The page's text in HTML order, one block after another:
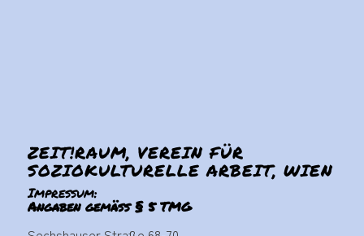
ZEIT!RAUM, VEREIN FÜR
SOZIOKULTURELLE ARBEIT, WIEN
Impressum:
Angaben gemäß § 5 TMG